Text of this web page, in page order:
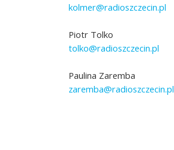
kolmer@radioszczecin.pl
Piotr Tolko
tolko@radioszczecin.pl
Paulina Zaremba
zaremba@radioszczecin.pl